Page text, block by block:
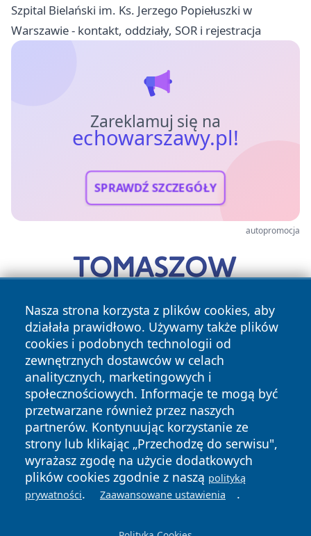
Szpital Bielański im. Ks. Jerzego Popiełuszki w
Warszawie - kontakt, oddziały, SOR i rejestracja
Zareklamuj się na
echowarszawy.pl!
SPRAWDŹ SZCZEGÓŁY
autopromocja
Nasza strona korzysta z plików cookies, aby
działała prawidłowo. Używamy także plików
cookies i podobnych technologii od
zewnętrznych dostawców w celach
analitycznych, marketingowych i
społecznościowych. Informacje te mogą być
przetwarzane również przez naszych
partnerów. Kontynuując korzystanie ze
strony lub klikając „Przechodzę do serwisu",
wyrażasz zgodę na użycie dodatkowych
plików cookies zgodnie z naszą polityką
prywatności. Zaawansowane ustawienia .
Copyright © 2026 echowarszawy.pl Wszystkie prawa
zastrzeżone.
News Autorzy
Polityka
Prywatności
Polityka
Cookies